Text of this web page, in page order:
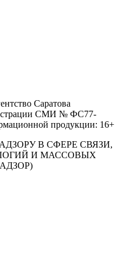
Саратова
СМИ № ФС77-
продукции: 16+
В СФЕРЕ СВЯЗИ,
И МАССОВЫХ